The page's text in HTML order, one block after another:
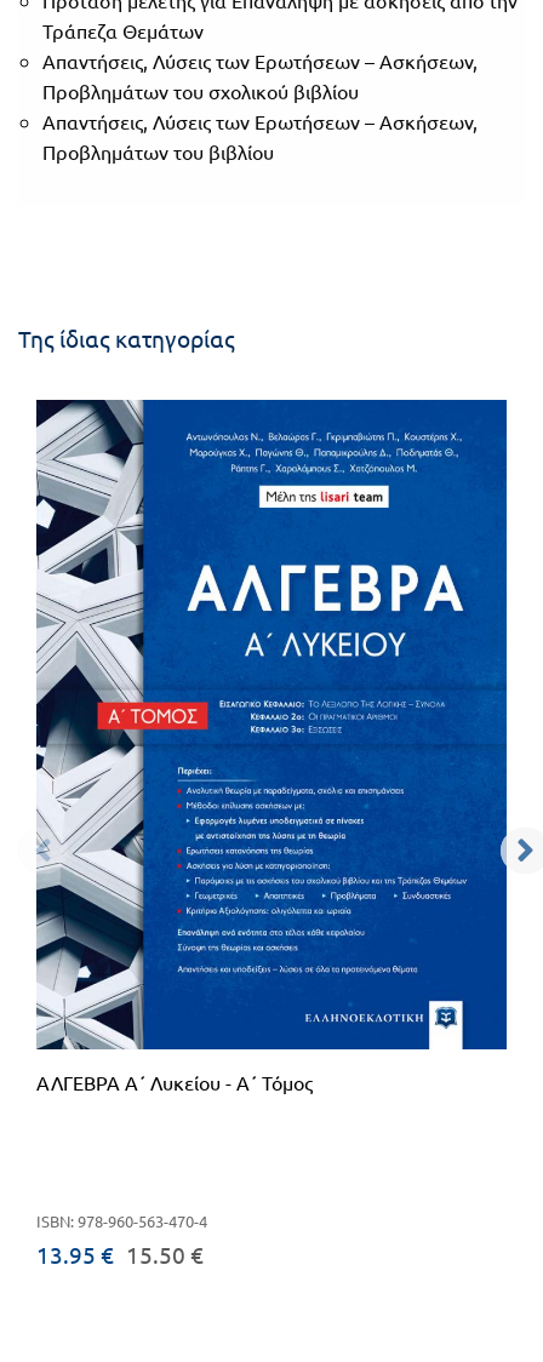
Τράπεζα Θεμάτων
Απαντήσεις, Λύσεις των Ερωτήσεων – Ασκήσεων,
Προβλημάτων του σχολικού βιβλίου
Απαντήσεις, Λύσεις των Ερωτήσεων – Ασκήσεων,
Προβλημάτων του βιβλίου
Της ίδιας κατηγορίας
ΑΛΓΕΒΡΑ Α΄ Λυκείου - Α΄ Τόμος
ISBN: 978-960-563-470-4
13.95 € 15.50 €